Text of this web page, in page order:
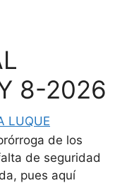
8-2026
LUQUE
de los
de seguridad
pues aquí